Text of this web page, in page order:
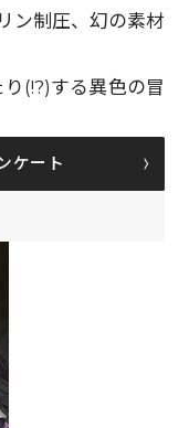
ン制圧、幻の素材
(!?)する異色の冒
ケート